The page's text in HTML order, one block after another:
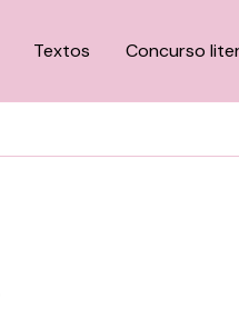
Textos Concurso